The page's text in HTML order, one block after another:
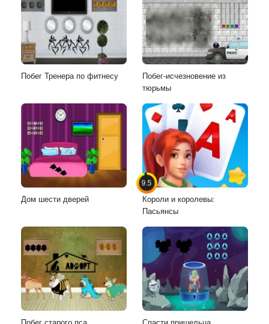
Побег Тренера по фитнесу
Побег-исчезновение из
тюрьмы
Дом шести дверей
9.5
Короли и королевы:
Пасьянсы